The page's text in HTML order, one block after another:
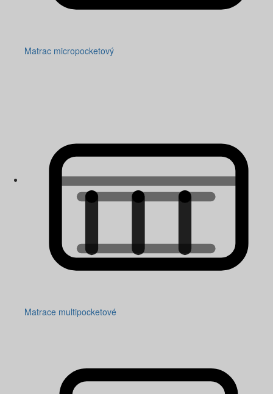
Matrac micropocketový
Matrace multipocketové